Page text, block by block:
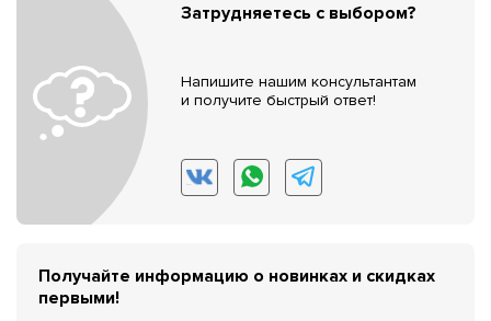
Затрудняетесь с выбором?
Напишите нашим консультантам
и получите быстрый ответ!
Получайте информацию о новинках и скидках
первыми!